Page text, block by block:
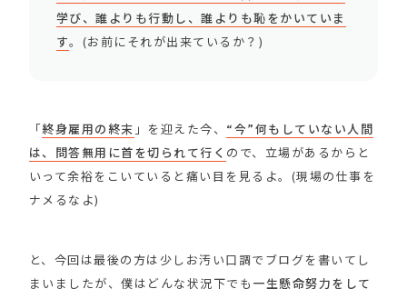
学び、誰よりも行動し、誰よりも恥をかいていま
す。(お前にそれが出来ているか？)
「終身雇用の終末 」を迎えた今、 “今”何もしていない人間
は、問答無用に首を切られて行く ので、立場があるからと
いって余裕をこいていると痛い目を見るよ。(現場の仕事を
ナメるなよ)
と、今回は最後の方は少しお汚い口調でブログを書いてし
まいましたが、僕はどんな状況下でも 一生懸命努力をして